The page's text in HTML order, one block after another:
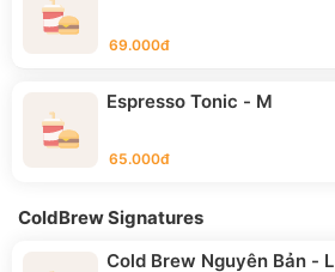
69.000đ
Espresso Tonic - M
65.000đ
ColdBrew Signatures
Cold Brew Nguyên Bản - L